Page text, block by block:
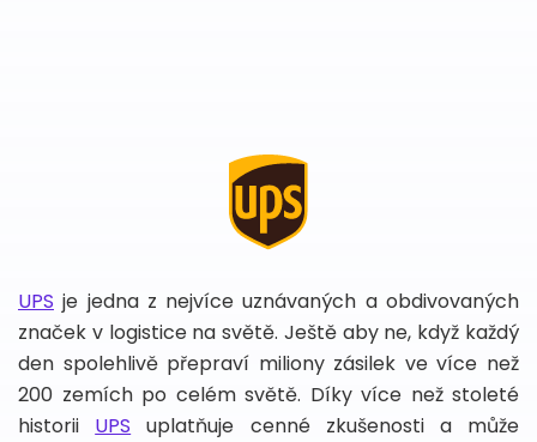
UPS je jedna z nejvíce uznávaných a obdivovaných
značek v logistice na světě. Ještě aby ne, když každý
den spolehlivě přepraví miliony zásilek ve více než
200 zemích po celém světě. Díky více než stoleté
historii UPS uplatňuje cenné zkušenosti a může